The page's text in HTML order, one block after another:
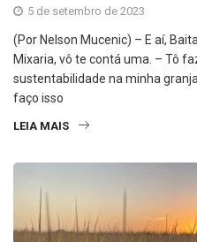
5 de setembro de 2023
(Por Nelson Mucenic) – E aí,
Mixaria, vô te contá uma. – Tô
sustentabilidade na minha
faço isso
LEIA MAIS